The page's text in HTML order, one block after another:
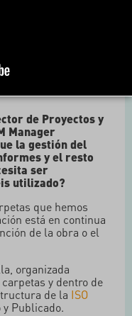
seguimiento
actas, etcétera. La
de Proyectos y
Manager
la gestión del
y el resto
ser
utilizado?
que hemos
está en continua
de la obra o el
organizada
y dentro de
de la ISO
Publicado.